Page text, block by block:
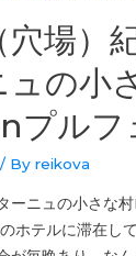
穴場
ュの小
プルフ
/ Byreikova
ーニュの小さな
ホテルに滞在し